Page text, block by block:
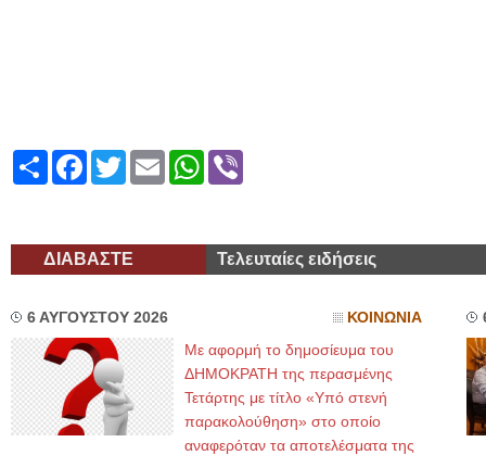
ShareFacebook
TwitterEmailWhatsApp
ΔΙΑΒΑΣΤΕ Τελευταίες ειδήσεις
6 ΑΥΓΟΥΣΤΟΥ 2026 ΚΟΙΝΩΝΙΑ
Με αφορμή το δημοσίευμα του
ΔΗΜΟΚΡΑΤΗ της περασμένης
Τετάρτης με τίτλο «Υπό στενή
παρακολούθηση» στο οποίο
αναφερόταν τα αποτελέσματα της